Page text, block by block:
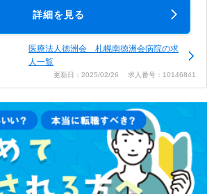
詳細を見る
医療法人徳洲会 札幌南徳洲会病院の求
人一覧
更新日：2025/02/26 求人番号：10146841